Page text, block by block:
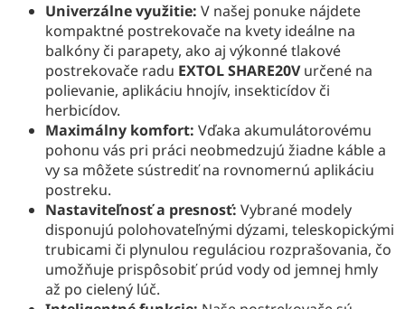
Univerzálne využitie: V našej ponuke nájdete
kompaktné postrekovače na kvety ideálne na
balkóny či parapety, ako aj výkonné tlakové
postrekovače radu EXTOL SHARE20Vurčené na
polievanie, aplikáciu hnojív, insekticídov či
herbicídov.
Maximálny komfort: Vďaka akumulátorovému
pohonu vás pri práci neobmedzujú žiadne káble a
vy sa môžete sústrediť na rovnomernú aplikáciu
postreku.
Nastaviteľnosť a presnosť: Vybrané modely
disponujú polohovateľnými dýzami, teleskopickými
trubicami či plynulou reguláciou rozprašovania, čo
umožňuje prispôsobiť prúd vody od jemnej hmly
až po cielený lúč.